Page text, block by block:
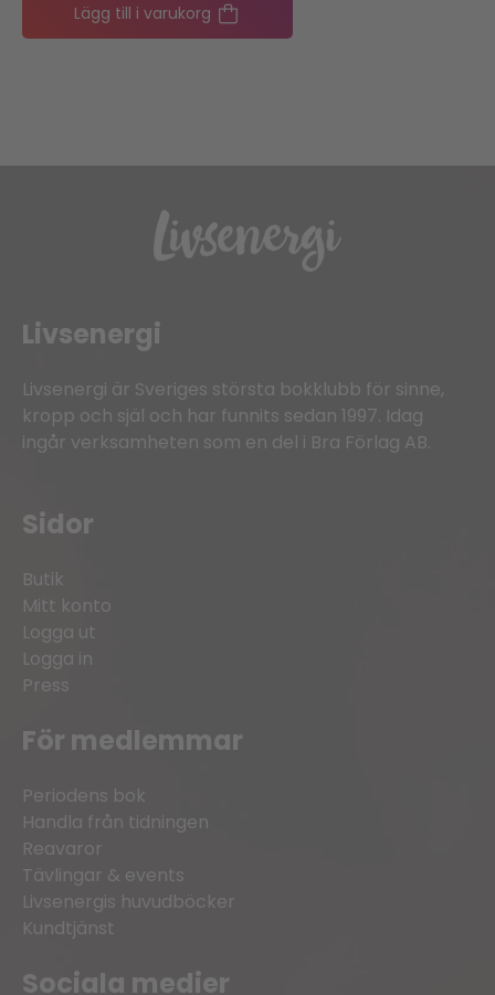
Lägg till i varukorg
Livsenergi
Livsenergi är Sveriges största bokklubb för sinne,
kropp och själ och har funnits sedan 1997. Idag
ingår verksamheten som en del i Bra Förlag AB.
Sidor
Butik
Mitt konto
Logga ut
Logga in
Press
För medlemmar
Periodens bok
Handla från tidningen
Reavaror
Tävlingar & events
Livsenergis huvudböcker
Kundtjänst
Sociala medier